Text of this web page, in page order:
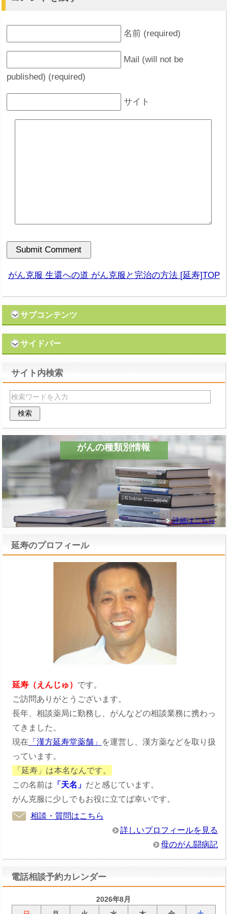
名前 (required)
Mail (will not be
published) (required)
サイト
がん克服 生還への道 がん克服と完治の方法 [延寿]TOP
サブコンテンツ
サイドバー
サイト内検索
がんの種類別情報
詳細はこちら
延寿のプロフィール
延寿（えんじゅ） です。
ご訪問ありがとうございます。
長年、相談薬局に勤務し、がんなどの相談業務に携わっ
てきました。
現在 「漢方延寿堂薬舗」
を運営し、漢方薬などを取り扱
っています。
「延寿」は本名なんです。
この名前は 「天名」 だと感じています。
がん克服に少しでもお役に立てば幸いです。
相談・質問はこちら
詳しいプロフィールを見る
母のがん闘病記
電話相談予約カレンダー
2026年8月